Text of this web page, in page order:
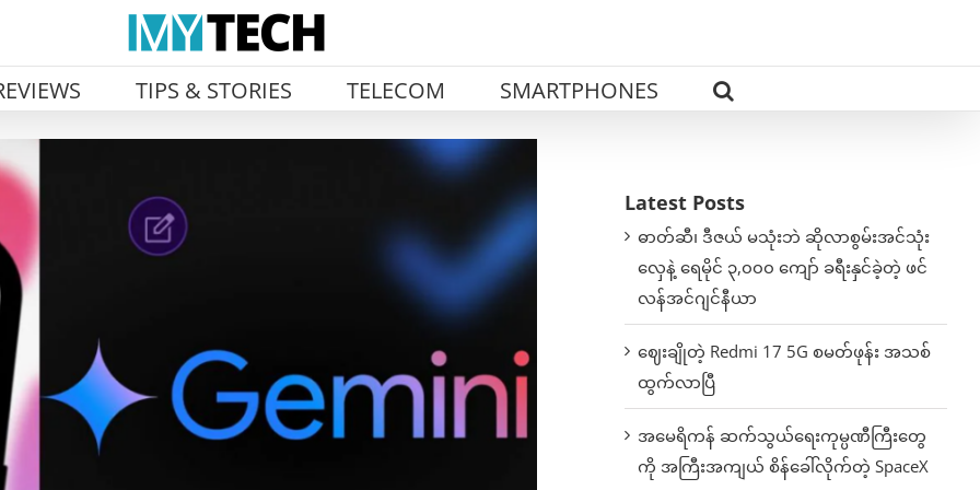
TIPS & STORIES TELECOM SMARTPHONES
Latest Posts
ဓာတ်ဆီ၊ ဒီဇယ် မသုံးဘဲ ဆိုလာစွမ်းအင်သုံး
လှေနဲ့ ရေမိုင် ၃,၀၀၀ ကျော် ခရီးနှင်ခဲ့တဲ့ ဖင်
လန်အင်ဂျင်နီယာ
ဈေးချိုတဲ့ Redmi 17 5G စမတ်ဖုန်း အသစ်
ထွက်လာပြီ
အမေရိကန် ဆက်သွယ်ရေးကုမ္ပဏီကြီးတွေ
ကို အကြီးအကျယ် စိန်ခေါ်လိုက်တဲ့ SpaceX